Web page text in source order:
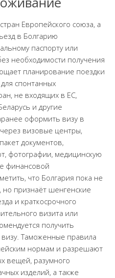
Европейского союза, а
в Болгарию
паспорту или
необходимости получения
планирование поездки
спонтанных
не входящих в ЕС,
и другие
оформить визу в
визовые центры,
документов,
фотографии, медицинскую
финансовой
что Болгария пока не
признаёт шенгенские
и краткосрочного
визита или
получить
Таможенные правила
нормам и разрешают
вещей, разумного
изделий, а также